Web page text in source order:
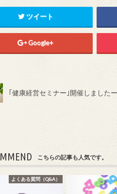
ツイート
Google+
｢健康経営セミナー｣開催しました
こちらの記事も人気です。
よくある質問（Q&A）